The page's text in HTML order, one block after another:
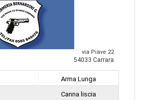
via Piave 22
54033 Carrara
Arma Lunga
Canna liscia